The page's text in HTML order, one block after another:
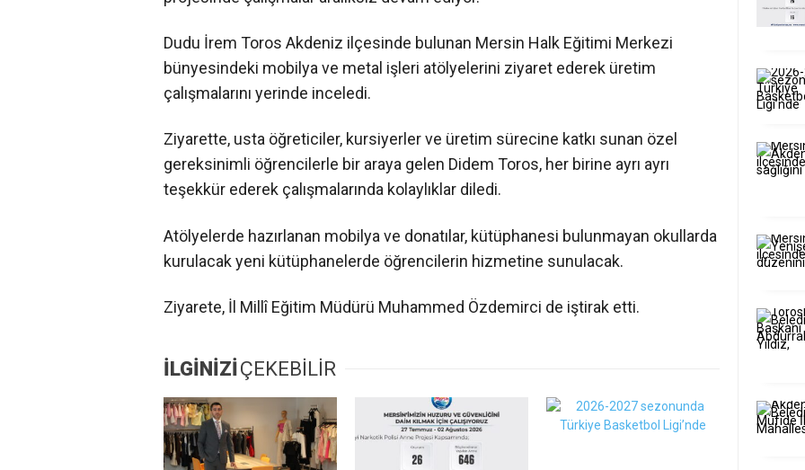
Dudu İrem Toros Akdeniz ilçesinde bulunan Mersin Halk Eğitimi Merkezi
bünyesindeki mobilya ve metal işleri atölyelerini ziyaret ederek üretim
çalışmalarını yerinde inceledi.
Ziyarette, usta öğreticiler, kursiyerler ve üretim sürecine katkı sunan özel
gereksinimli öğrencilerle bir araya gelen Didem Toros, her birine ayrı ayrı
teşekkür ederek çalışmalarında kolaylıklar diledi.
Atölyelerde hazırlanan mobilya ve donatılar, kütüphanesi bulunmayan okullarda
kurulacak yeni kütüphanelerde öğrencilerin hizmetine sunulacak.
Ziyarete, İl Millî Eğitim Müdürü Muhammed Özdemirci de iştirak etti.
İLGİNİZİ ÇEKEBİLİR